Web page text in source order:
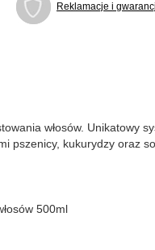
Reklamacje i
włosów. Unikatowy
kukurydzy oraz
500ml